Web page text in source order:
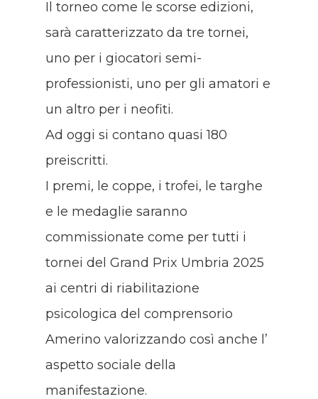
Il torneo come le scorse edizioni,
sarà caratterizzato da tre tornei,
uno per i giocatori semi-
professionisti, uno per gli amatori e
un altro per i neofiti.
Ad oggi si contano quasi 180
preiscritti.
I premi, le coppe, i trofei, le targhe
e le medaglie saranno
commissionate come per tutti i
tornei del Grand Prix Umbria 2025
ai centri di riabilitazione
psicologica del comprensorio
Amerino valorizzando così anche l’
aspetto sociale della
manifestazione.